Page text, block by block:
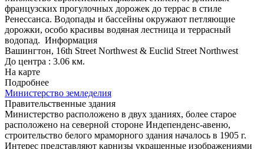
французских прогулочных дорожек до террас в стиле
Ренессанса. Водопады и бассейны окружают петляющие
дорожки, особо красивы водяная лестница и террасный
водопад. Информация
Вашингтон, 16th Street Northwest & Euclid Street Northwest
До центра : 3.06 км.
На карте
Подробнее
Министерство земледелия
Правительственные здания
Министерство расположено в двух зданиях, более старое
расположено на северной стороне Индепенденс-авеню,
строительство белого мраморного здания началось в 1905 г.
Интерес представляют карнизы украшенные изображениями